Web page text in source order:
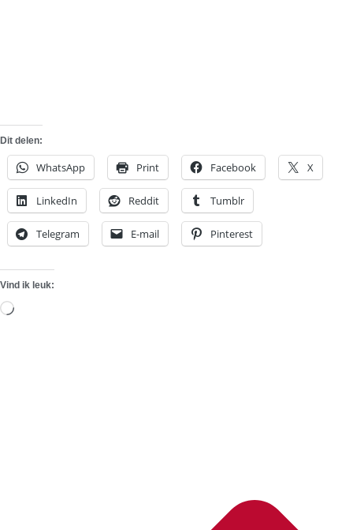
Dit delen:
WhatsApp Print Facebook X
LinkedIn Reddit Tumblr
Telegram E-mail Pinterest
Vind ik leuk:
Aan